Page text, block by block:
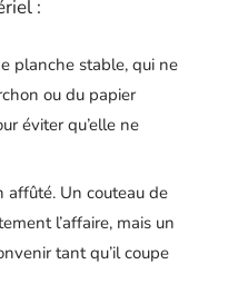
:
planche stable, qui ne
ou du papier
éviter qu’elle ne
affûté. Un couteau de
l’affaire, mais un
tant qu’il coupe